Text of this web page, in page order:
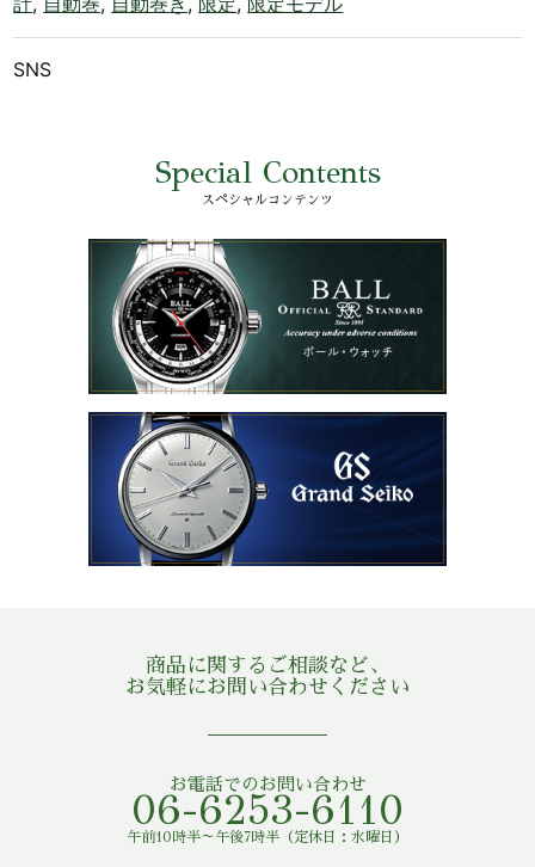
SNS
Special Contents
スペシャルコンテンツ
商品に関するご相談など、
お気軽にお問い合わせください
お電話でのお問い合わせ
06-6253-6110
午前10時半～午後7時半（定休日：水曜日）